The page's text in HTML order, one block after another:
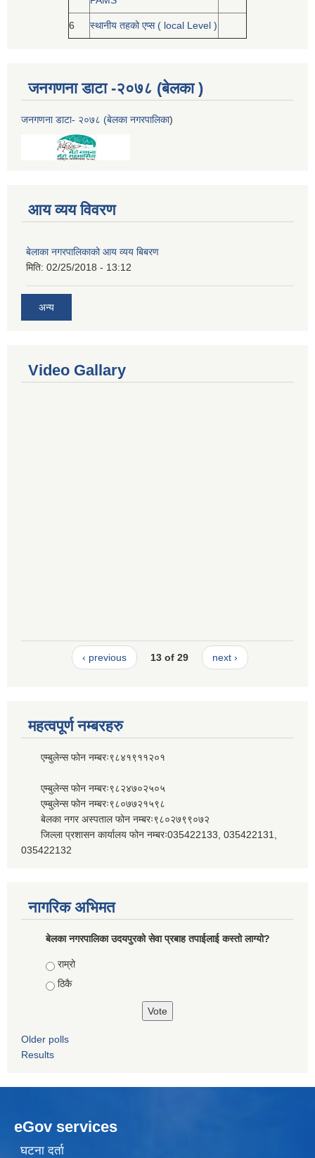
6 स्थानीय तहको एप्स ( local Level )
जनगणना डाटा -२०७८ (बेलका )
जनगणना डाटा- २०७८ (बेलका नगरपालिका)
आय व्यय विवरण
बेलाका नगरपालिकाको आय व्यय बिबरण
मिति: 02/25/2018 - 13:12
अन्य
Video Gallary
‹ previous 13 of 29 next ›
महत्वपूर्ण नम्बरहरु
एम्बुलेन्स फोन नम्बरः९८४१९११२०१
एम्बुलेन्स फोन नम्बरः९८२४७०२५०५
एम्बुलेन्स फोन नम्बरः९८०७७२१५९८
बेलका नगर अस्पताल फोन नम्बरः९८०२७९९०७२
जिल्ला प्रशासन कार्यालय फोन नम्बरः035422133, 035422131,
035422132
नागरिक अभिमत
बेलका नगरपालिका उदयपुरको सेवा प्रबाह तपाईलाई कस्तो लाग्यो?
Choices
राम्रो
ठिकै
Older polls
Results
eGov services
घटना दर्ता